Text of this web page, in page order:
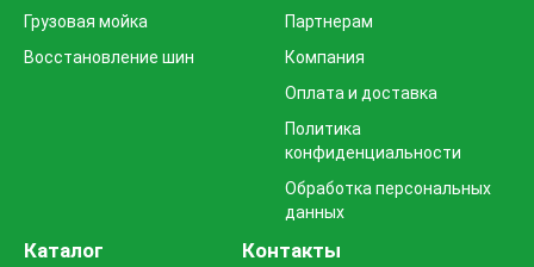
Грузовая мойка
Восстановление шин
Партнерам
Компания
Оплата и доставка
Политика
конфиденциальности
Обработка персональных
данных
Каталог Контакты